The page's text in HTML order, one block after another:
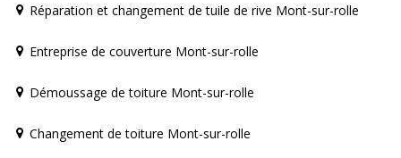
Réparation et changement de tuile de rive Mont-sur-rolle
Entreprise de couverture Mont-sur-rolle
Démoussage de toiture Mont-sur-rolle
Changement de toiture Mont-sur-rolle